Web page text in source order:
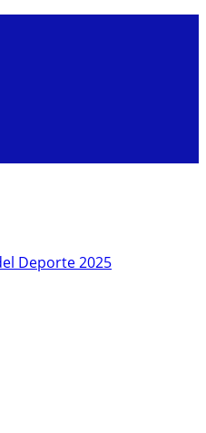
Deporte 2025